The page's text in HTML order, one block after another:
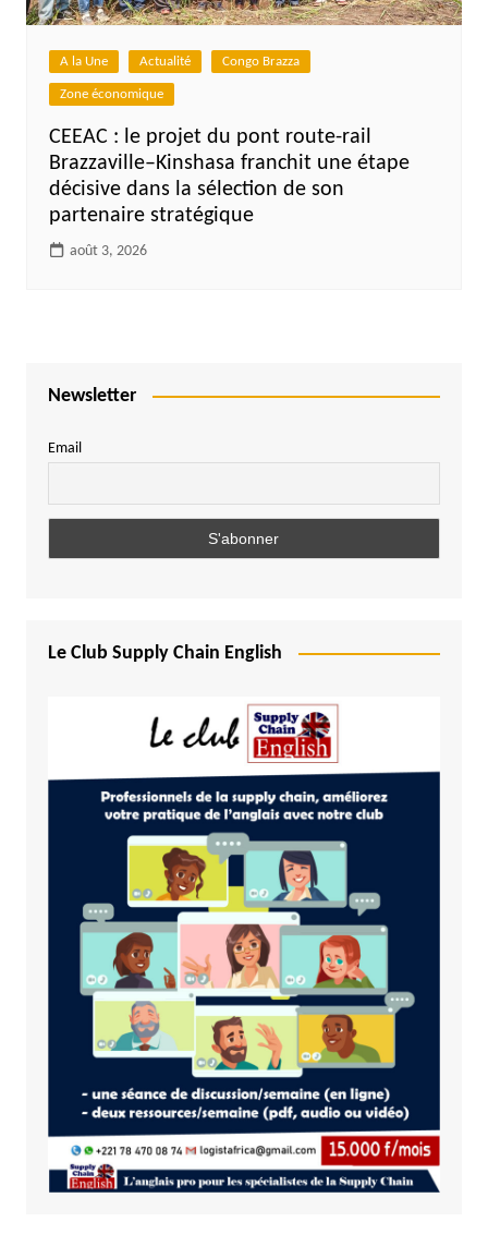
A la Une Actualité Congo Brazza
Zone économique
CEEAC : le projet du pont route-rail
Brazzaville–Kinshasa franchit une étape
décisive dans la sélection de son
partenaire stratégique
août 3, 2026
Newsletter
Email
Le Club Supply Chain English